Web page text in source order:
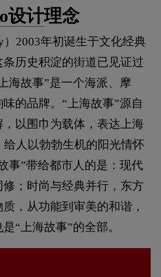
设计理念
）2003年初诞生于文化经典
历史积淀的街道已见证过
海故事”是一个海派、摩
的品牌。“上海故事”源自
以围巾为载体，表达上海
人以勃勃生机的阳光情怀
事”带给都市人的是：现代
；时尚与经典并行，东方
，从功能到审美的和谐，
“上海故事”的全部。